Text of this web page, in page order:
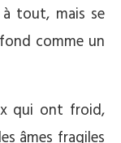
tout, mais se
comme un
qui ont froid,
âmes fragiles